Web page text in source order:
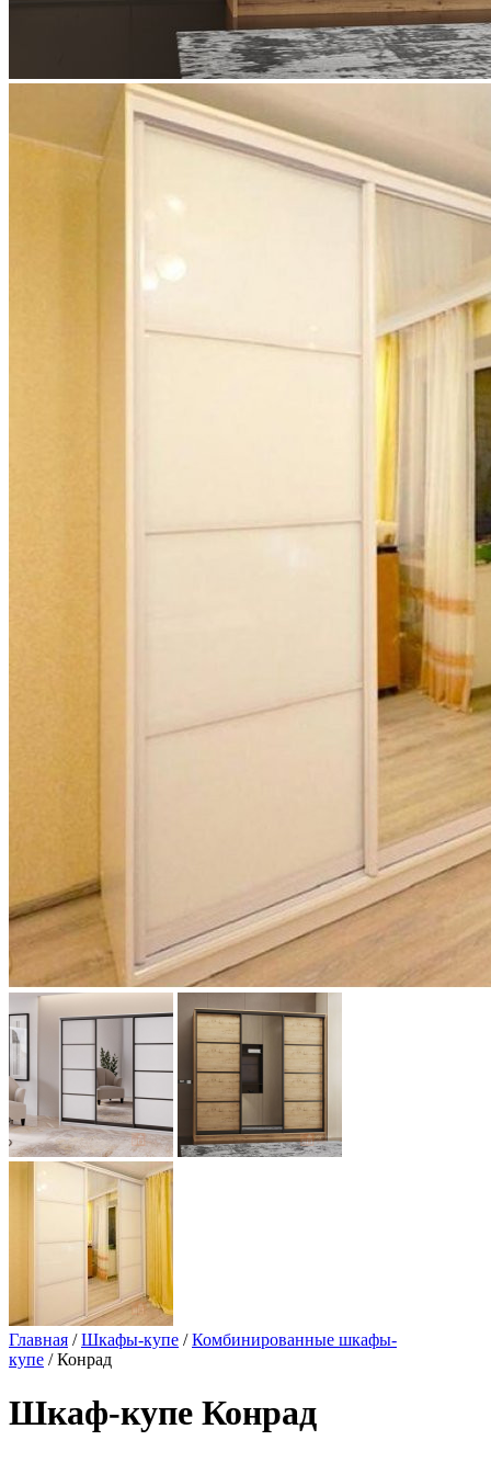
Главная /Шкафы-купе /Комбинированные шкафы-
купе / Конрад
Шкаф-купе Конрад